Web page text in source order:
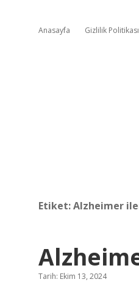
Anasayfa Gizlilik Politikası
Etiket:Alzheimer
Tarih: Ekim 13, 2024